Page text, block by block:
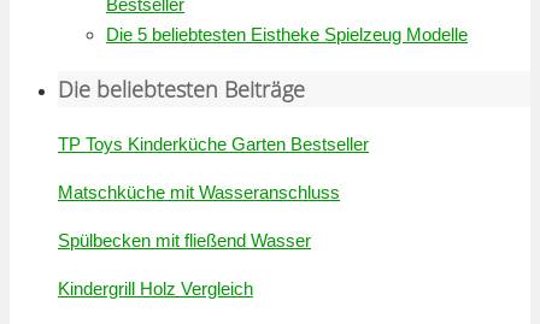
Die 5 beliebtesten Eistheke Spielzeug Modelle
Die beliebtesten Beiträge
TP Toys Kinderküche Garten Bestseller
Matschküche mit Wasseranschluss
Spülbecken mit fließend Wasser
Kindergrill Holz Vergleich